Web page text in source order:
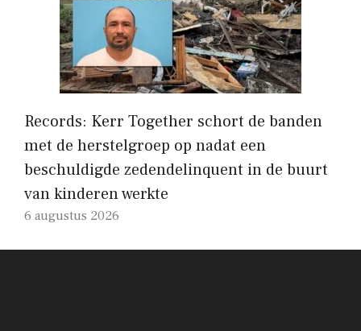
Records: Kerr Together schort de banden
met de herstelgroep op nadat een
beschuldigde zedendelinquent in de buurt
van kinderen werkte
6 augustus 2026